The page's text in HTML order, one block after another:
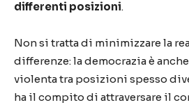
differenti posizioni.
Non si tratta di minimizzare la
differenze: la democrazia è
violenta tra posizioni spesso
ha il compito di attraversare il